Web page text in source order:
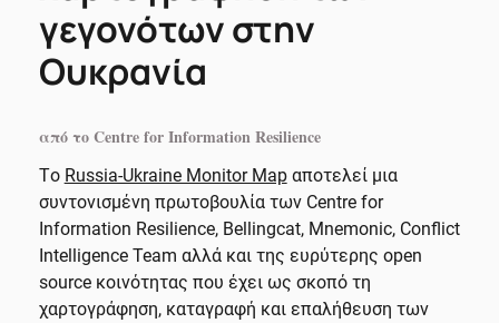
γεγονότων στην
Ουκρανία
από το Centre for Information Resilience
Tο Russia-Ukraine Monitor Mapαποτελεί μια
συντονισμένη πρωτοβουλία των Centre for
Information Resilience, Bellingcat, Mnemonic, Conflict
Intelligence Team αλλά και της ευρύτερης open
source κοινότητας που έχει ως σκοπό τη
χαρτογράφηση, καταγραφή και επαλήθευση των